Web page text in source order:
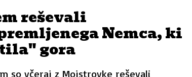
reševali
Nemca, ki
gora
so včeraj z Mojstrovke reševali